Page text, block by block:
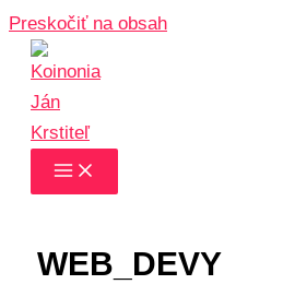
Preskočiť na obsah
WEB_DEVY